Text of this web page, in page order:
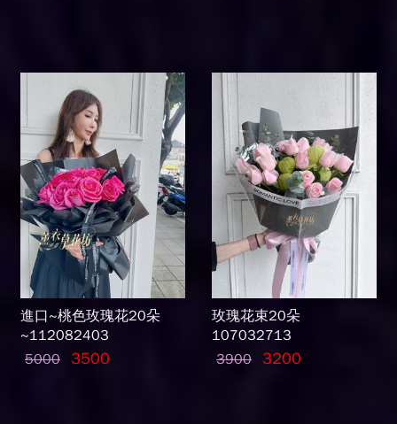
進口~桃色玫瑰花20朵
~112082403
5000
3500
玫瑰花束20朵
107032713
3900 3200